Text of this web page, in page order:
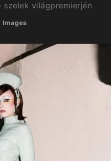
világpremierjén
Images